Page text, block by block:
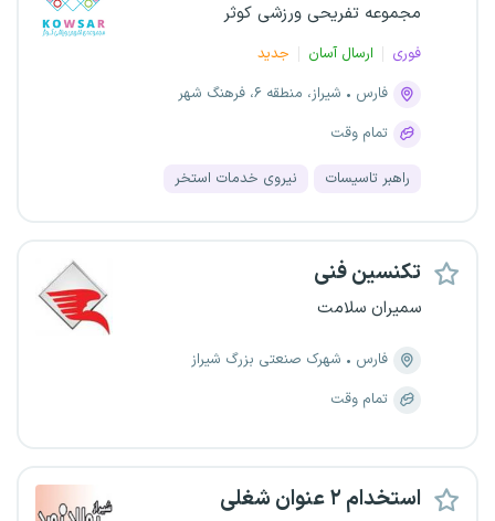
مجموعه تفریحی ورزشی کوثر
فوری ارسال آسان
جدید
فارس
شیراز، منطقه ۶، فرهنگ شهر
تمام وقت
راهبر تاسیسات نیروی خدمات استخر
تکنسین فنی
سمیران سلامت
فارس
شهرک صنعتی بزرگ شیراز
تمام وقت
استخدام ۲ عنوان شغلی